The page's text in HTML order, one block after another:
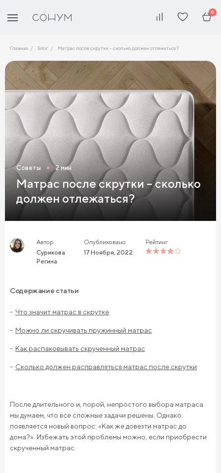
0
Главная Блог Матрас после скрутки – сколько должен отлежаться?
Советы 2 мин
Матрас после скрутки – сколько
должен отлежаться?
Автор
Сурикова
Регина
Опубликовано
17 Ноября, 2022
Рейтинг
Содержание статьи
Что значит матрас в скрутке
Можно ли скручивать пружинный матрас
Как распаковывать скрученный матрас
Сколько должен расправляться матрас после скрутки
После длительного и, порой, непростого выбора матраса
мы думаем, что все сложные задачи решены. Однако
появляется новый вопрос: «Как же довезти матрас до
дома?». Избежать этой проблемы можно, если приобрести
скрученный матрас.